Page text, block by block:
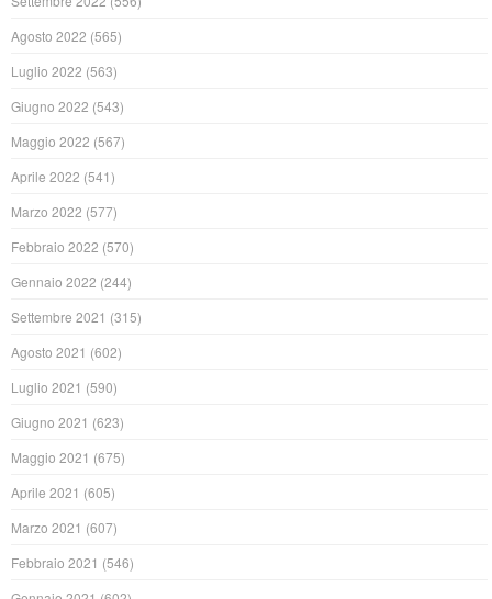
Agosto 2022 (565)
Luglio 2022 (563)
Giugno 2022 (543)
Maggio 2022 (567)
Aprile 2022 (541)
Marzo 2022 (577)
Febbraio 2022 (570)
Gennaio 2022 (244)
Settembre 2021 (315)
Agosto 2021 (602)
Luglio 2021 (590)
Giugno 2021 (623)
Maggio 2021 (675)
Aprile 2021 (605)
Marzo 2021 (607)
Febbraio 2021 (546)